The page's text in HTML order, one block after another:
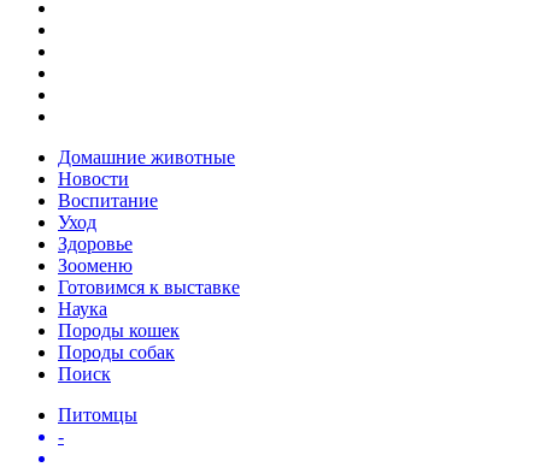
Домашние животные
Новости
Воспитание
Уход
Здоровье
Зооменю
Готовимся к выставке
Наука
Породы кошек
Породы собак
Поиск
Питомцы
-